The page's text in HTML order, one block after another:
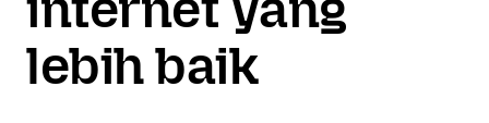
lebih baik